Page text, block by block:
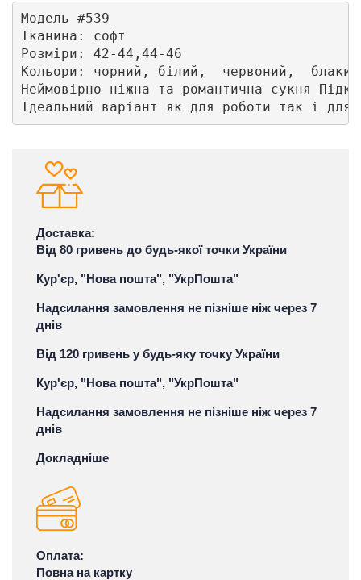
Модель #539
Тканина: софт
Розміри: 42-44,44-46
Кольори: чорний, білий,  червоний,
Неймовірно ніжна та романтична сукня
Ідеальний варіант як для роботи так і для
Доставка:
Від 80 гривень до будь-якої точки України
Кур'єр, "Нова пошта", "УкрПошта"
Надсилання замовлення не пізніше ніж через 7
днів
Від 120 гривень у будь-яку точку України
Кур'єр, "Нова пошта", "УкрПошта"
Надсилання замовлення не пізніше ніж через 7
днів
Докладніше
Оплата:
Повна на картку